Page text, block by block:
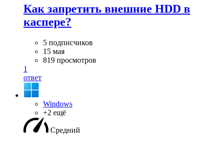
Как запретить внешние HDD в
каспере?
5 подписчиков
15 мая
819 просмотров
1
ответ
Windows
+2 ещё
Средний